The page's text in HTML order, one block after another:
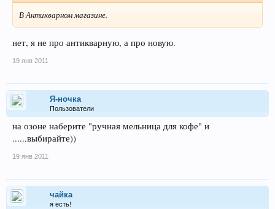
В Антикварном магазине.
нет, я не про антикварную, а про новую.
19 янв 2011
Я-ночка
Пользователи
на озоне наберите "ручная мельница для кофе" и
......выбирайте))
19 янв 2011
чайка
я есть!